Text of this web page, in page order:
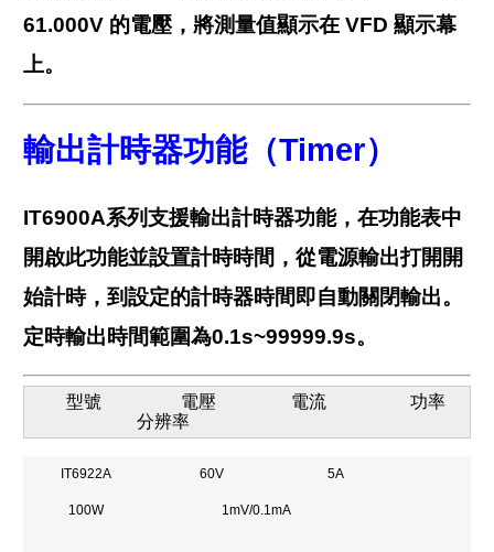
61.000V 的電壓，將測量值顯示在 VFD 顯示幕
上。
輸出計時器功能（Timer）
IT6900A系列支援輸出計時器功能，在功能表中
開啟此功能並設置計時時間，從電源輸出打開開
始計時，到設定的計時器時間即自動關閉輸出。
定時輸出時間範圍為0.1s~99999.9s。
型號 電壓 電流 功率
分辨率
IT6922A 60V 5A
100W 1mV/0.1mA